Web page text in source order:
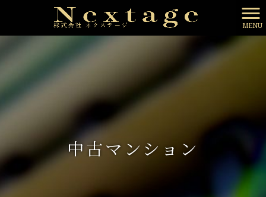
MENU
中古マンション